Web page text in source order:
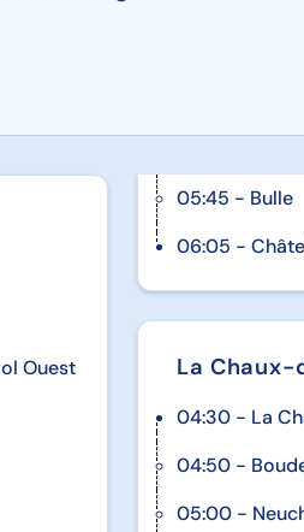
y a
ses
Duino».
vers
libre,
de
sol
Ouest
05:45 - Bulle
06:05 -
La Chaux-
04:30 - La
04:50 -
05:00 -